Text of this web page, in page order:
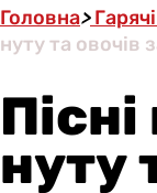
Головна>
нуту та овочів
нуту